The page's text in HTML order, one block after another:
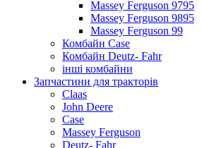
Massey Ferguson 9795
Massey Ferguson 9895
Massey Ferguson 99
Комбайн Case
Комбайн Deutz- Fahr
інші комбайни
Запчастини для тракторів
Claas
John Deere
Case
Massey Ferguson
Deutz- Fahr